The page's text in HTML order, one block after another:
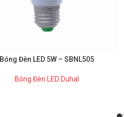
Bóng Đèn LED 5W – SBNL505
Bóng Đèn LED Duhal